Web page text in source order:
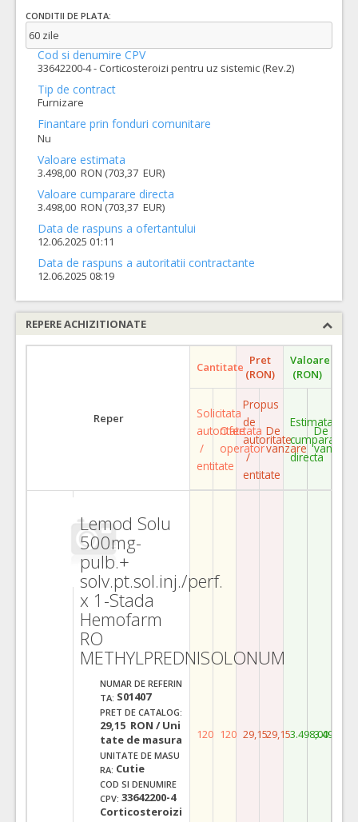
CONDITII DE PLATA:
60 zile
Cod si denumire CPV
33642200-4 - Corticosteroizi pentru uz sistemic (Rev.2)
Tip de contract
Furnizare
Finantare prin fonduri comunitare
Nu
Valoare estimata
3.498,00 RON (703,37 EUR)
Valoare cumparare directa
3.498,00 RON (703,37 EUR)
Data de raspuns a ofertantului
12.06.2025 01:11
Data de raspuns a autoritatii contractante
12.06.2025 08:19
REPERE ACHIZITIONATE
Reper
Cantitate Pret
(RON)
Valoare
(RON)
Solicitata
autoritate
/
entitate
Ofertata
operator
Propus
de
autoritate
/
entitate
De
vanzare
Estimata
cumparare
directa
De
vanzare
Lemod Solu
500mg-
pulb.+
solv.pt.sol.inj./perf.
x 1-Stada
Hemofarm
RO
METHYLPREDNISOLONUM
NUMAR DE REFERIN
TA: S01407
PRET DE CATALOG:
29,15 RON / Uni
tate de masura
UNITATE DE MASU
RA: Cutie
COD SI DENUMIRE
CPV: 33642200-4
Corticosteroizi
120 120 29,1529,153.498,003.498,00